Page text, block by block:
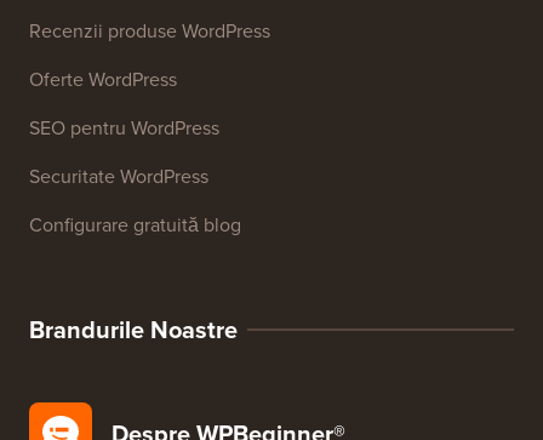
Recenzii produse WordPress
Oferte WordPress
SEO pentru WordPress
Securitate WordPress
Configurare gratuită blog
Brandurile Noastre